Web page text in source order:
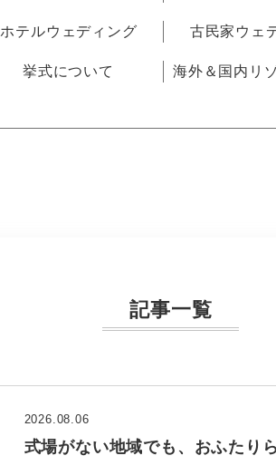
ホテルウェディング 古民家ウェ
挙式について 海外＆国内リ
記事一覧
式場がない地域でも、おふたり
2026.08.06